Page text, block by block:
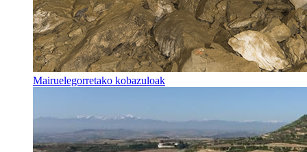
Mairuelegorretako kobazuloak